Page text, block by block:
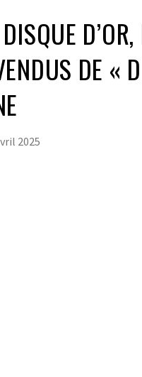
DE «
2025